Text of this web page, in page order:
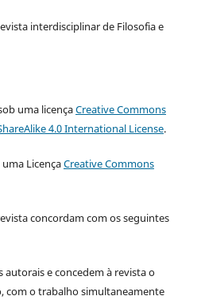
interdisciplinar de Filosofia e
uma licençaCreative Commons
4.0 International License.
LicençaCreative Commons
concordam com os seguintes
e concedem à revista o
com o trabalho simultaneamente